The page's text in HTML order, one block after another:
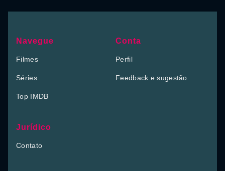
Navegue
Filmes
Séries
Top IMDB
Conta
Perfil
Feedback e sugestão
Jurídico
Contato